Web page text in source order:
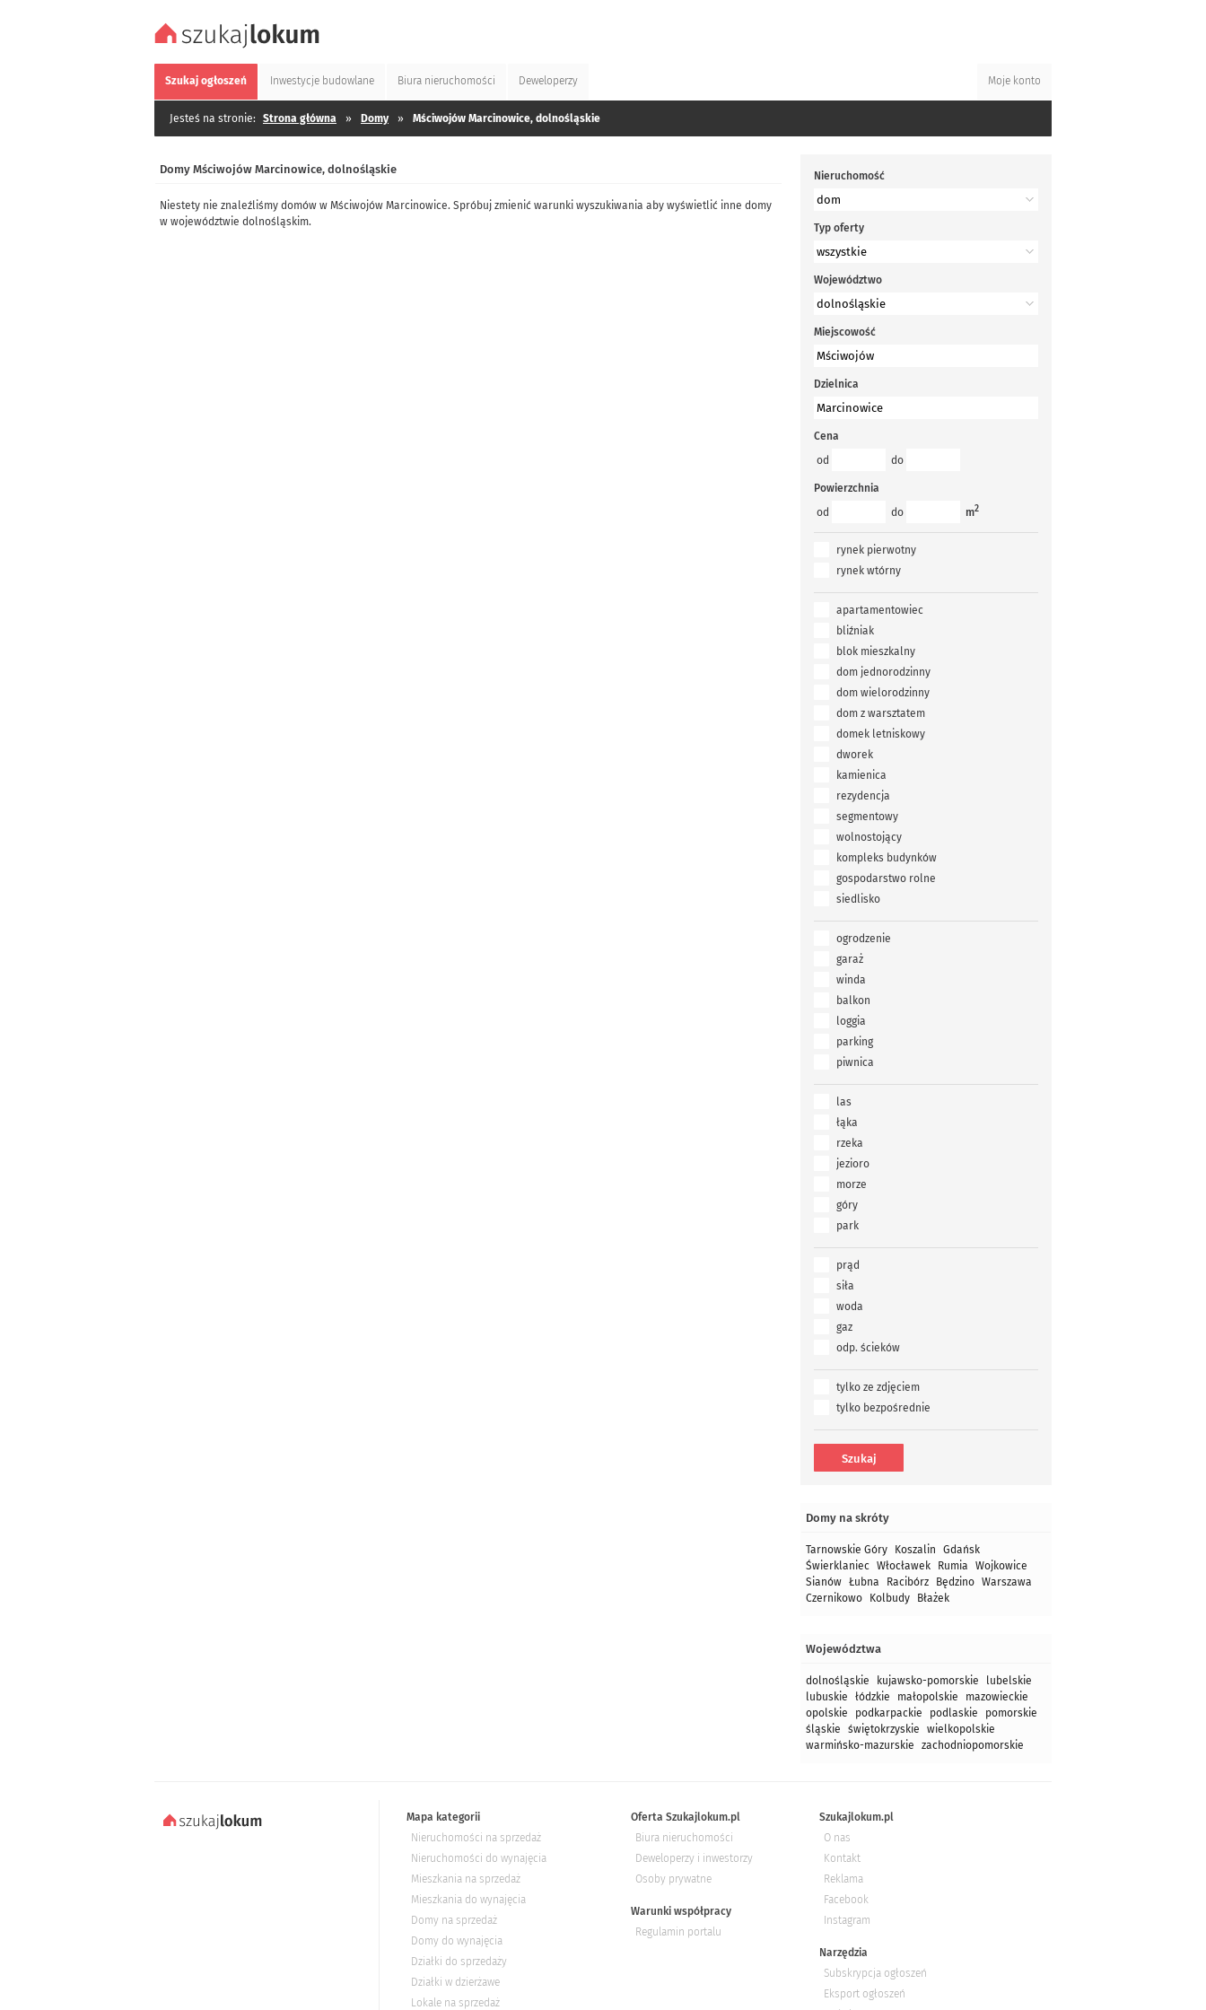
Szukaj ogłoszeń Inwestycje budowlane Biura nieruchomości Deweloperzy Moje konto
Jesteś na stronie: Strona główna » Domy » Mściwojów Marcinowice, dolnośląskie
Domy Mściwojów Marcinowice, dolnośląskie
Niestety nie znaleźliśmy domów w Mściwojów Marcinowice. Spróbuj zmienić warunki wyszukiwania aby wyświetlić inne domy
w województwie dolnośląskim.
Nieruchomość
Typ oferty
Województwo
Miejscowość
Dzielnica
Cena
od
do
Powierzchnia
od
do m2
rynek pierwotny
rynek wtórny
apartamentowiec
bliźniak
blok mieszkalny
dom jednorodzinny
dom wielorodzinny
dom z warsztatem
domek letniskowy
dworek
kamienica
rezydencja
segmentowy
wolnostojący
kompleks budynków
gospodarstwo rolne
siedlisko
ogrodzenie
garaż
winda
balkon
loggia
parking
piwnica
las
łąka
rzeka
jezioro
morze
góry
park
prąd
siła
woda
gaz
odp. ścieków
tylko ze zdjęciem
tylko bezpośrednie
Domy na skróty
Tarnowskie Góry Koszalin
Gdańsk
Świerklaniec Włocławek Rumia
Wojkowice
Sianów Łubna Racibórz Będzino Warszawa
Czernikowo
Kolbudy Błażek
Województwa
dolnośląskie kujawsko-pomorskie
lubelskie
lubuskie
łódzkie małopolskie
mazowieckie
opolskie
podkarpackie podlaskie
pomorskie
śląskie
świętokrzyskie
wielkopolskie
warmińsko-mazurskie
zachodniopomorskie
Mapa kategorii
Nieruchomości na sprzedaż
Nieruchomości do wynajęcia
Mieszkania na sprzedaż
Mieszkania do wynajęcia
Domy na sprzedaż
Domy do wynajęcia
Działki do sprzedaży
Działki w dzierżawe
Lokale na sprzedaż
Oferta Szukajlokum.pl
Biura nieruchomości
Deweloperzy i inwestorzy
Osoby prywatne
Warunki współpracy
Regulamin portalu
Szukajlokum.pl
O nas
Kontakt
Reklama
Facebook
Instagram
Narzędzia
Subskrypcja ogłoszeń
Eksport ogłoszeń